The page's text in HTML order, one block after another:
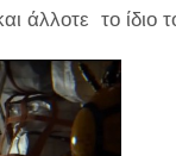
άλλοτε το ίδιο